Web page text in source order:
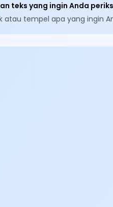
teks yang ingin Anda
atau tempel apa yang ingin